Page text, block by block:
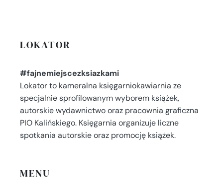
LOKATOR
#fajnemiejscezksiazkami
Lokator to kameralna księgarniokawiarnia ze
specjalnie sprofilowanym wyborem książek,
autorskie wydawnictwo oraz pracownia graficzna
PIO Kalińskiego. Księgarnia organizuje liczne
spotkania autorskie oraz promocję książek.
MENU